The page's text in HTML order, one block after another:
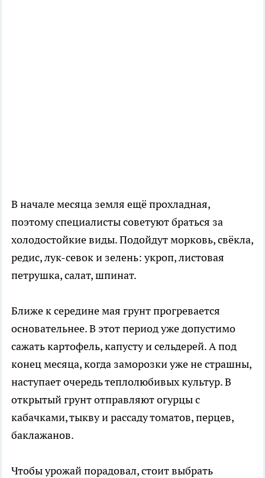
В начале месяца земля ещё прохладная,
поэтому специалисты советуют браться за
холодостойкие виды. Подойдут морковь, свёкла,
редис, лук-севок и зелень: укроп, листовая
петрушка, салат, шпинат.
Ближе к середине мая грунт прогревается
основательнее. В этот период уже допустимо
сажать картофель, капусту и сельдерей. А под
конец месяца, когда заморозки уже не страшны,
наступает очередь теплолюбивых культур. В
открытый грунт отправляют огурцы с
кабачками, тыкву и рассаду томатов, перцев,
баклажанов.
Чтобы урожай порадовал, стоит выбрать